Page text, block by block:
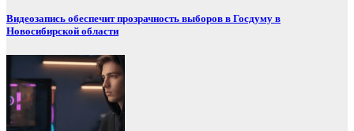
Видеозапись обеспечит прозрачность выборов в Госдуму в
Новосибирской области